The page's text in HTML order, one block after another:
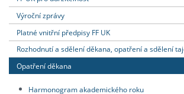
Výroční zprávy
Platné vnitřní předpisy FF UK
Rozhodnutí a sdělení děkana, opatření a sdělení
Opatření děkana
Harmonogram akademického roku